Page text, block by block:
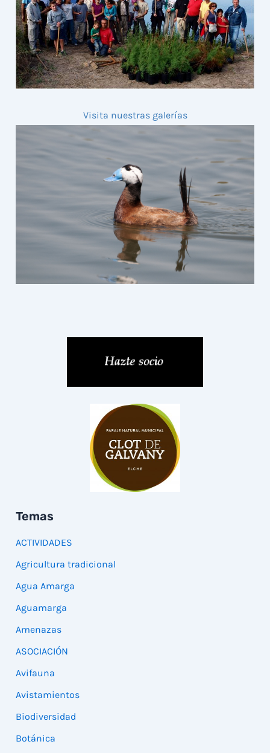
Visita nuestras galerías
Temas
ACTIVIDADES
Agricultura tradicional
Agua Amarga
Aguamarga
Amenazas
ASOCIACIÓN
Avifauna
Avistamientos
Biodiversidad
Botánica